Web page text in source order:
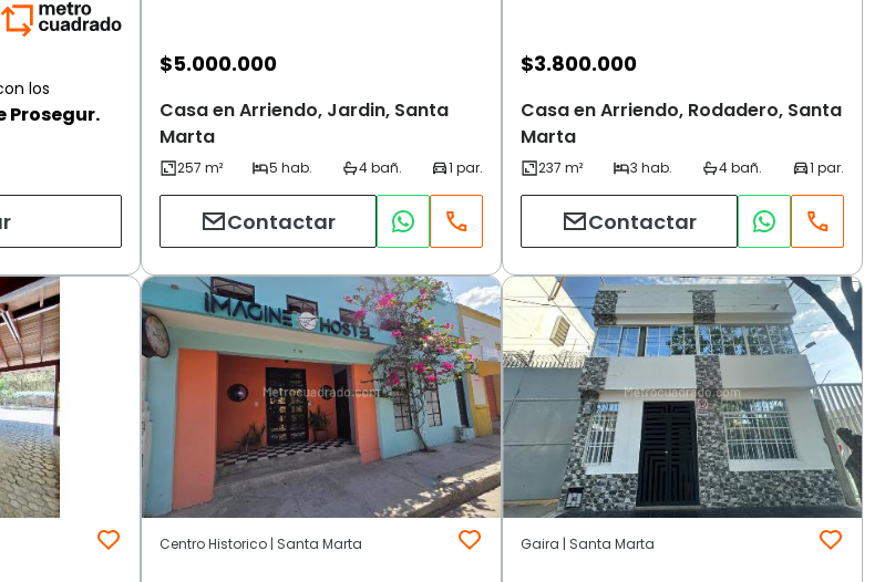
los
Prosegur.
$5.000.000
Casa en Arriendo, Jardin, Santa
Marta
Contactar
$3.800.000
Casa en Arriendo, Rodadero, Santa
Marta
Contactar
Centro Historico | Santa Marta Gaira | Santa Marta